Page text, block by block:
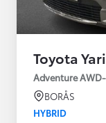
Toyota
Adventure AWD-
BORÅS
HYBRID